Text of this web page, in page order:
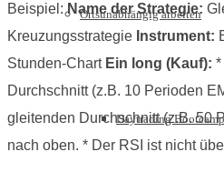
Ortsunabhängig arbeiten
Daytrading
Beispiel:Name der Strategie:
Kreuzungsstrategie Instrument:
Stunden-Chart Ein long (Kauf): *
Durchschnitt (z.B. 10 Perioden
gleitenden Durchschnitt (z.B. 50
nach oben. * Der RSI ist nicht